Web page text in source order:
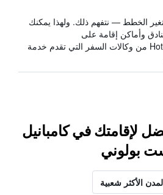
الخطط — نتفهم ذلك. ولهذا يمكنك
وأماكن إقامة على
HotelsCombined من وكالات السفر التي تقدم خدمة
لإقامتك في كامبانيل
بولوني
الأكثر شعبية